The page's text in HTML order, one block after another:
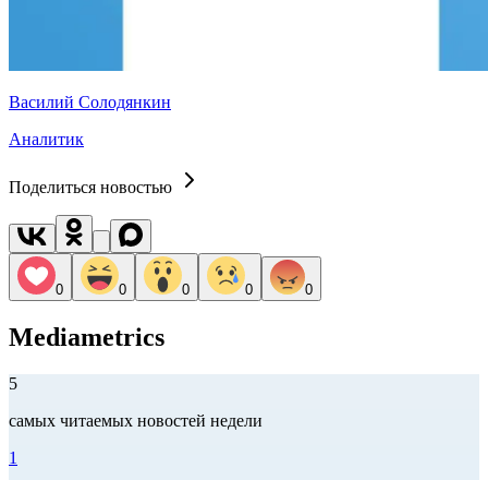
Василий Солодянкин
Аналитик
Поделиться новостью
0 0 0 0 0
Mediametrics
5
самых читаемых новостей недели
1